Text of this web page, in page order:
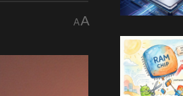
AA